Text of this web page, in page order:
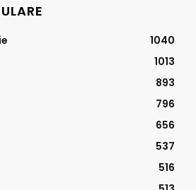
1040
1013
893
796
656
537
516